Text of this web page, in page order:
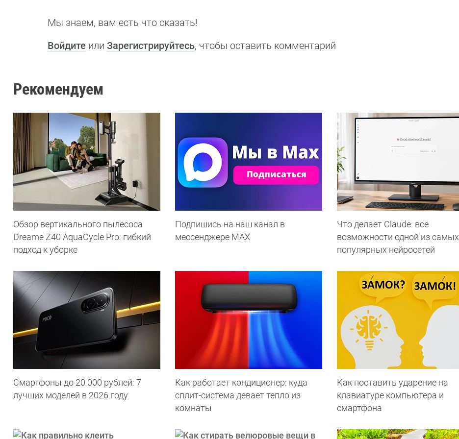
Мы знаем, вам есть что сказать!
Войдите или Зарегистрируйтесь, чтобы оставить комментарий
Рекомендуем
Обзор вертикального пылесоса
Dreame Z40 AquaCycle Pro: гибкий
подход к уборке
Подпишись на наш канал в
мессенджере МАХ
Что делает Сlaude: все
возможности одной из самых
популярных нейросетей
Смартфоны до 20 000 рублей: 7
лучших моделей в 2026 году
Как работает кондиционер: куда
сплит-система девает тепло из
комнаты
Как поставить ударение на
клавиатуре компьютера и
смартфона